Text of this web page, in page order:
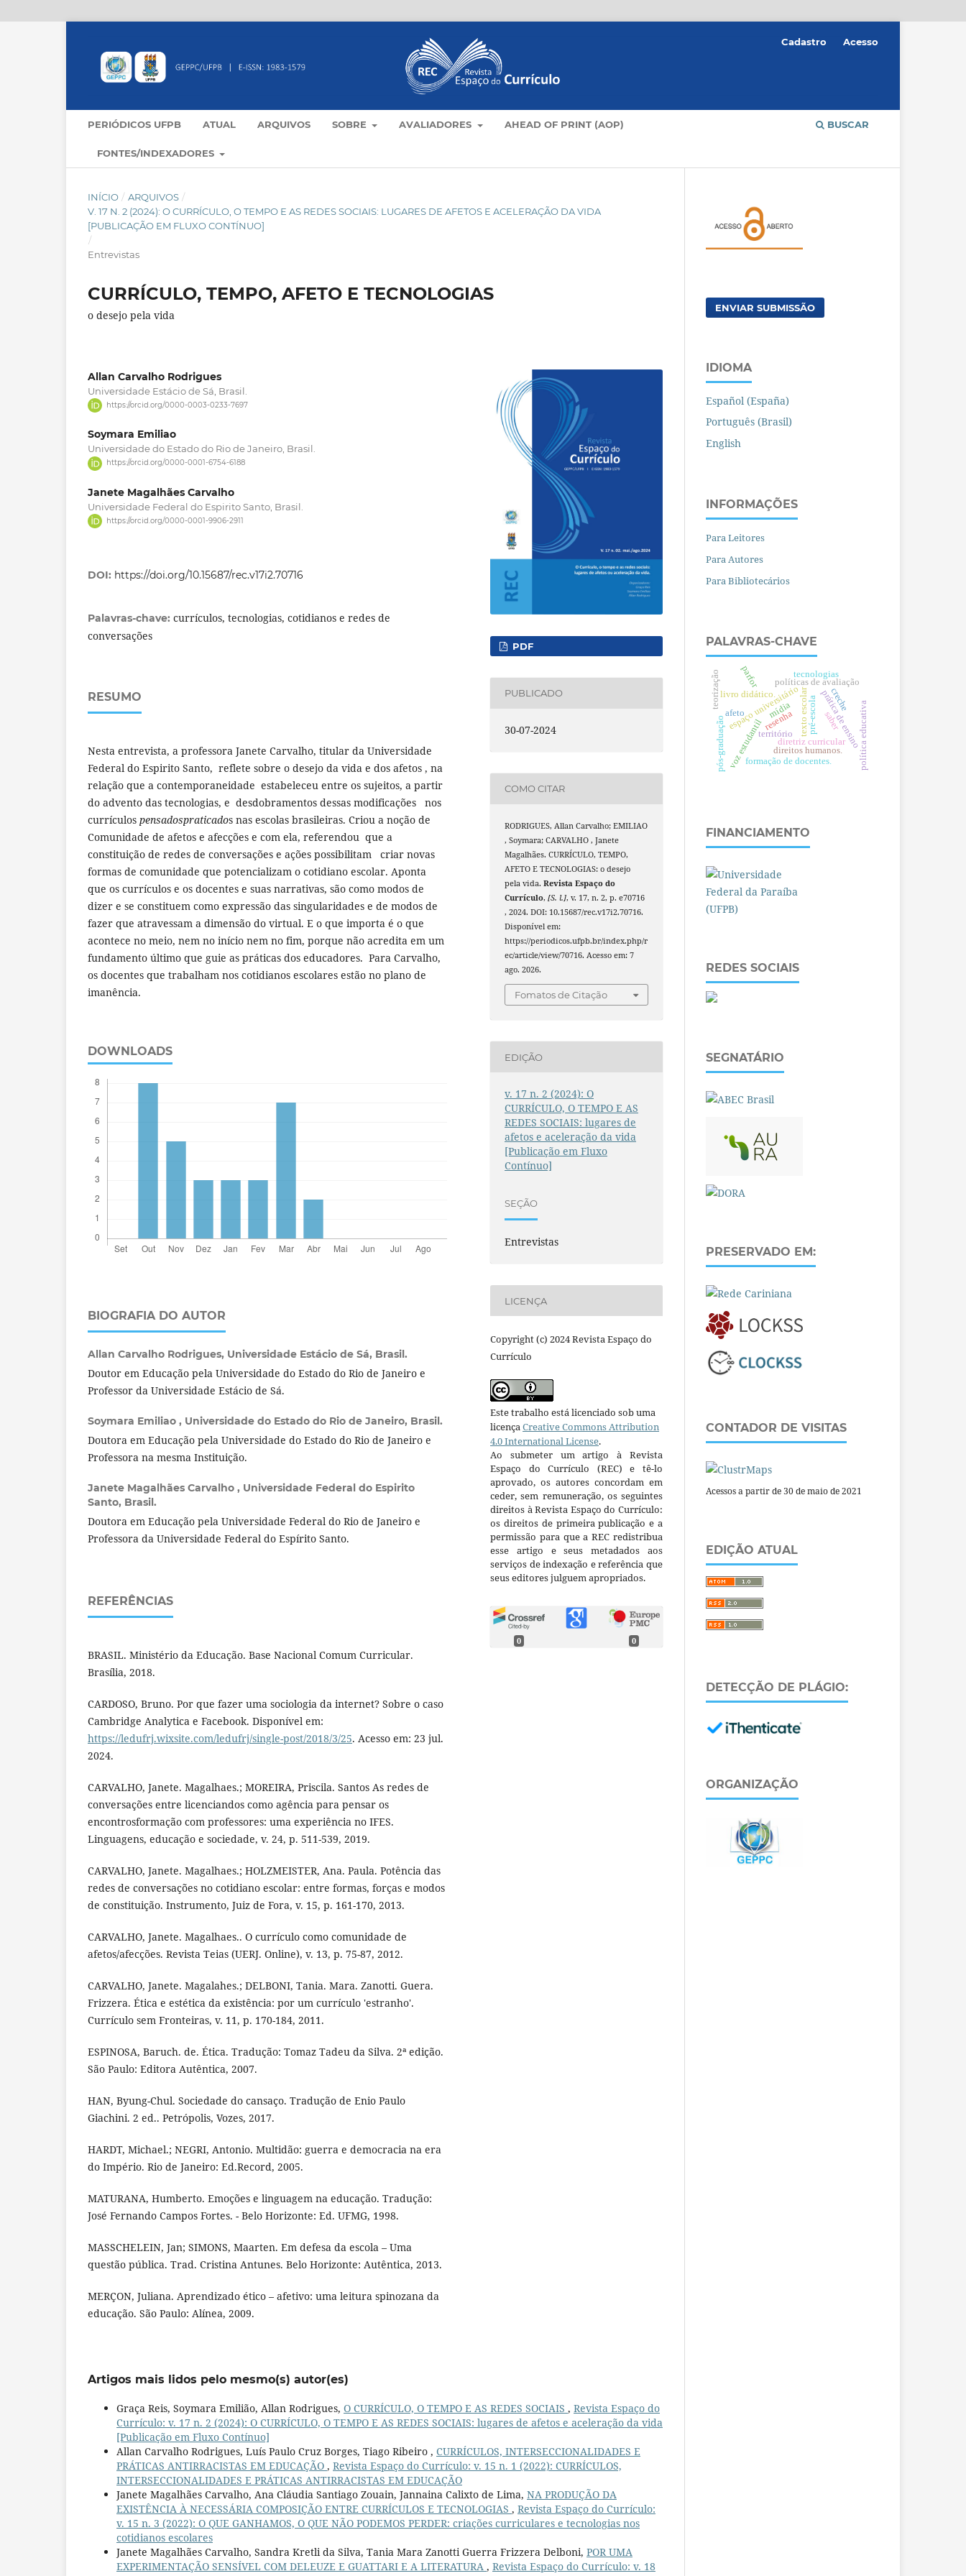
PERIÓDICOS UFPB ATUAL ARQUIVOS SOBRE AVALIADORES AHEAD OF PRINT (AOP)
FONTES/INDEXADORES
BUSCAR
Cadastro Acesso
INÍCIO / ARQUIVOS /
V. 17 N. 2 (2024): O CURRÍCULO, O TEMPO E AS REDES SOCIAIS: LUGARES DE AFETOS E ACELERAÇÃO DA VIDA
[PUBLICAÇÃO EM FLUXO CONTÍNUO]
/
Entrevistas
CURRÍCULO, TEMPO, AFETO E TECNOLOGIAS
o desejo pela vida
Allan Carvalho Rodrigues
Universidade Estácio de Sá, Brasil.
https://orcid.org/0000-0003-0233-7697
Soymara Emiliao
Universidade do Estado do Rio de Janeiro, Brasil.
https://orcid.org/0000-0001-6754-6188
Janete Magalhães Carvalho
Universidade Federal do Espirito Santo, Brasil.
https://orcid.org/0000-0001-9906-2911
DOI: https://doi.org/10.15687/rec.v17i2.70716
Palavras-chave: currículos, tecnologias, cotidianos e redes de
conversações
RESUMO
Nesta entrevista, a professora Janete Carvalho, titular da Universidade
Federal do Espirito Santo, reflete sobre o desejo da vida e dos afetos , na
relação que a contemporaneidade estabeleceu entre os sujeitos, a partir
do advento das tecnologias, e desdobramentos dessas modificações nos
currículos pensadospraticados nas escolas brasileiras. Criou a noção de
Comunidade de afetos e afecções e com ela, referendou que a
constituição de redes de conversações e ações possibilitam criar novas
formas de comunidade que potencializam o cotidiano escolar. Aponta
que os currículos e os docentes e suas narrativas, são como modos de
dizer e se constituem como expressão das singularidades e de modos de
fazer que atravessam a dimensão do virtual. E o que importa é o que
acontece no meio, nem no início nem no fim, porque não acredita em um
fundamento último que guie as práticas dos educadores. Para Carvalho,
os docentes que trabalham nos cotidianos escolares estão no plano de
imanência.
DOWNLOADS
BIOGRAFIA DO AUTOR
Allan Carvalho Rodrigues, Universidade Estácio de Sá, Brasil.
Doutor em Educação pela Universidade do Estado do Rio de Janeiro e
Professor da Universidade Estácio de Sá.
Soymara Emiliao , Universidade do Estado do Rio de Janeiro, Brasil.
Doutora em Educação pela Universidade do Estado do Rio de Janeiro e
Professora na mesma Instituição.
Janete Magalhães Carvalho , Universidade Federal do Espirito
Santo, Brasil.
Doutora em Educação pela Universidade Federal do Rio de Janeiro e
Professora da Universidade Federal do Espírito Santo.
REFERÊNCIAS
BRASIL. Ministério da Educação. Base Nacional Comum Curricular.
Brasília, 2018.
CARDOSO, Bruno. Por que fazer uma sociologia da internet? Sobre o caso
Cambridge Analytica e Facebook. Disponível em:
https://ledufrj.wixsite.com/ledufrj/single-post/2018/3/25. Acesso em: 23 jul.
2024.
CARVALHO, Janete. Magalhaes.; MOREIRA, Priscila. Santos As redes de
conversações entre licenciandos como agência para pensar os
encontrosformação com professores: uma experiência no IFES.
Linguagens, educação e sociedade, v. 24, p. 511-539, 2019.
CARVALHO, Janete. Magalhaes.; HOLZMEISTER, Ana. Paula. Potência das
redes de conversações no cotidiano escolar: entre formas, forças e modos
de constituição. Instrumento, Juiz de Fora, v. 15, p. 161-170, 2013.
CARVALHO, Janete. Magalhaes.. O currículo como comunidade de
afetos/afecções. Revista Teias (UERJ. Online), v. 13, p. 75-87, 2012.
CARVALHO, Janete. Magalahes.; DELBONI, Tania. Mara. Zanotti. Guera.
Frizzera. Ética e estética da existência: por um currículo 'estranho'.
Currículo sem Fronteiras, v. 11, p. 170-184, 2011.
ESPINOSA, Baruch. de. Ética. Tradução: Tomaz Tadeu da Silva. 2ª edição.
São Paulo: Editora Autêntica, 2007.
HAN, Byung-Chul. Sociedade do cansaço. Tradução de Enio Paulo
Giachini. 2 ed.. Petrópolis, Vozes, 2017.
HARDT, Michael.; NEGRI, Antonio. Multidão: guerra e democracia na era
do Império. Rio de Janeiro: Ed.Record, 2005.
MATURANA, Humberto. Emoções e linguagem na educação. Tradução:
José Fernando Campos Fortes. - Belo Horizonte: Ed. UFMG, 1998.
MASSCHELEIN, Jan; SIMONS, Maarten. Em defesa da escola – Uma
questão pública. Trad. Cristina Antunes. Belo Horizonte: Autêntica, 2013.
MERÇON, Juliana. Aprendizado ético – afetivo: uma leitura spinozana da
educação. São Paulo: Alínea, 2009.
PDF
PUBLICADO
30-07-2024
COMO CITAR
RODRIGUES, Allan Carvalho; EMILIAO
, Soymara; CARVALHO , Janete
Magalhães. CURRÍCULO, TEMPO,
AFETO E TECNOLOGIAS: o desejo
pela vida.Revista Espaço do
Currículo,[S. l.], v. 17, n. 2, p. e70716
, 2024. DOI: 10.15687/rec.v17i2.70716.
Disponível em:
https://periodicos.ufpb.br/index.php/r
ec/article/view/70716. Acesso em: 7
ago. 2026.
Fomatos de Citação
EDIÇÃO
v. 17 n. 2 (2024): O
CURRÍCULO, O TEMPO E AS
REDES SOCIAIS: lugares de
afetos e aceleração da vida
[Publicação em Fluxo
Contínuo]
SEÇÃO
Entrevistas
LICENÇA
Copyright (c) 2024 Revista Espaço do
Currículo
Este trabalho está licenciado sob uma
licençaCreative Commons Attribution
4.0 International License.
Ao submeter um artigo à Revista
Espaço do Currículo (REC) e tê-lo
aprovado, os autores concordam em
ceder, sem remuneração, os seguintes
direitos à Revista Espaço do Currículo:
os direitos de primeira publicação e a
permissão para que a REC redistribua
esse artigo e seus metadados aos
serviços de indexação e referência que
seus editores julguem apropriados.
0 0
Artigos mais lidos pelo mesmo(s) autor(es)
Graça Reis, Soymara Emilião, Allan Rodrigues, O CURRÍCULO, O TEMPO E AS REDES SOCIAIS , Revista Espaço do
Currículo: v. 17 n. 2 (2024): O CURRÍCULO, O TEMPO E AS REDES SOCIAIS: lugares de afetos e aceleração da vida
[Publicação em Fluxo Contínuo]
Allan Carvalho Rodrigues, Luís Paulo Cruz Borges, Tiago Ribeiro , CURRÍCULOS, INTERSECCIONALIDADES E
PRÁTICAS ANTIRRACISTAS EM EDUCAÇÃO , Revista Espaço do Currículo: v. 15 n. 1 (2022): CURRÍCULOS,
INTERSECCIONALIDADES E PRÁTICAS ANTIRRACISTAS EM EDUCAÇÃO
Janete Magalhães Carvalho, Ana Cláudia Santiago Zouain, Jannaina Calixto de Lima, NA PRODUÇÃO DA
EXISTÊNCIA À NECESSÁRIA COMPOSIÇÃO ENTRE CURRÍCULOS E TECNOLOGIAS , Revista Espaço do Currículo:
v. 15 n. 3 (2022): O QUE GANHAMOS, O QUE NÃO PODEMOS PERDER: criações curriculares e tecnologias nos
cotidianos escolares
Janete Magalhães Carvalho, Sandra Kretli da Silva, Tania Mara Zanotti Guerra Frizzera Delboni, POR UMA
EXPERIMENTAÇÃO SENSÍVEL COM DELEUZE E GUATTARI E A LITERATURA , Revista Espaço do Currículo: v. 18
ENVIAR SUBMISSÃO
IDIOMA
Español (España)
Português (Brasil)
English
INFORMAÇÕES
Para Leitores
Para Autores
Para Bibliotecários
PALAVRAS-CHAVE
resenha
território
diretriz curricular
prática de ensino
texto escolar
políticas de avaliação
espaço universitário
pós-graduação saber política educativa
mídia
livro didático.
direitos humanos.
parfor
voz estudantil
pré-escola creche
formação de docentes.
tecnologias
teorização
afeto
FINANCIAMENTO
REDES SOCIAIS
SEGNATÁRIO
PRESERVADO EM:
CONTADOR DE VISITAS
Acessos a partir de 30 de maio de 2021
EDIÇÃO ATUAL
DETECÇÃO DE PLÁGIO:
ORGANIZAÇÃO